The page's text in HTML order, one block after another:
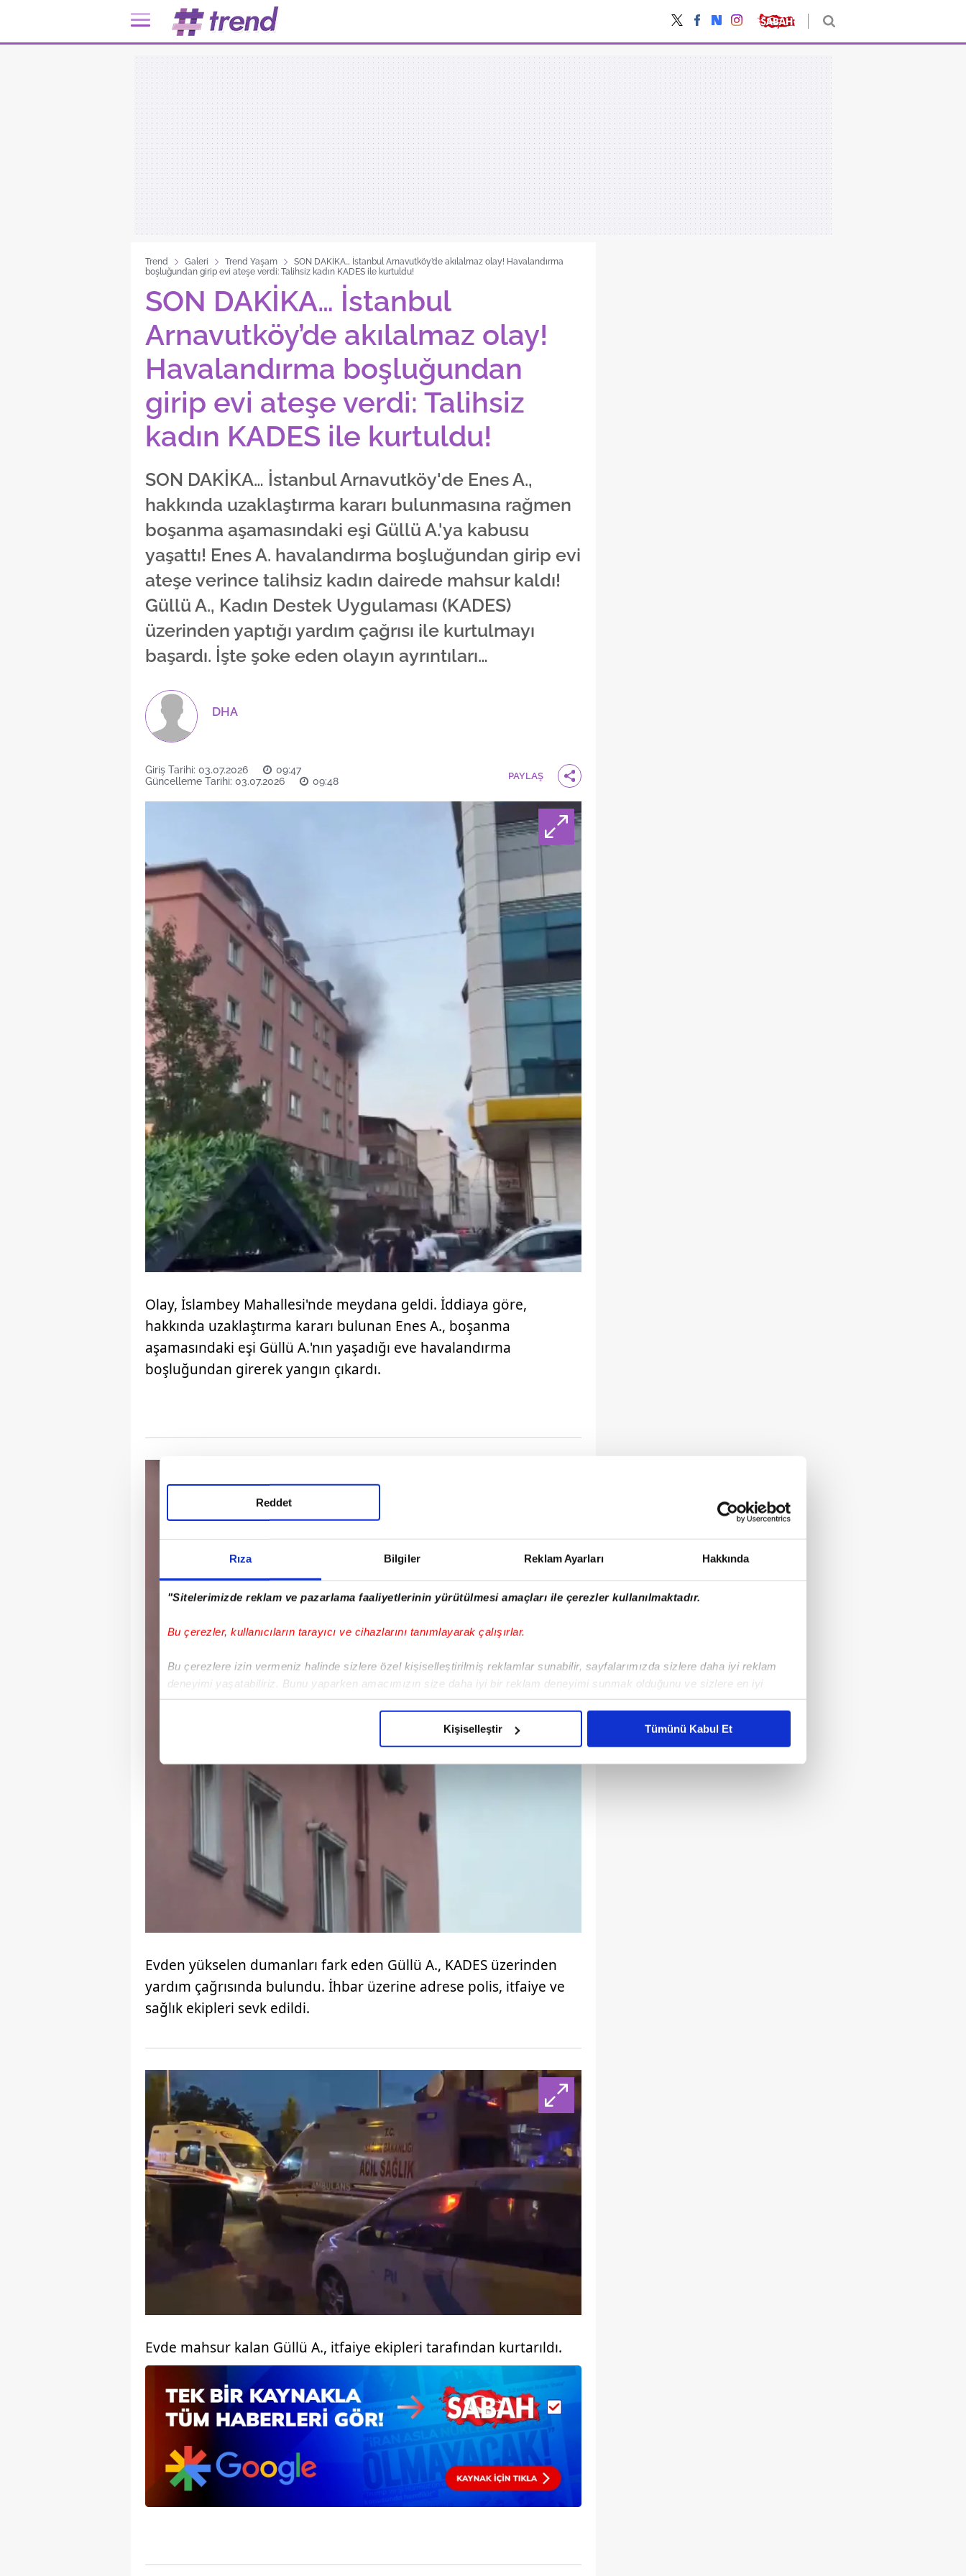
Rıza Bilgiler Reklam Ayarları Hakkında
"Sitelerimizde reklam ve pazarlama faaliyetlerinin yürütülmesi amaçları ile çerezler kullanılmaktadır.
Bu çerezler, kullanıcıların tarayıcı ve cihazlarını tanımlayarak çalışırlar.
Bu çerezlere izin vermeniz halinde sizlere özel kişiselleştirilmiş reklamlar sunabilir, sayfalarımızda sizlere daha iyi reklam
deneyimi yaşatabiliriz. Bunu yaparken amacımızın size daha iyi bir reklam deneyimi sunmak olduğunu ve sizlere en iyi
içerikleri sunabilmek adına elimizden gelen çabayı gösterdiğimizi ve bu noktada, reklamların maliyetlerimizi karşılamak
Sizlere daha iyi bir hizmet sunabilmek için İnternet Sitemizde kendimize ve üçüncü kişilere ait çerezler kullanılmaktadır. Bu
çerezler vasıtasıyla çeşitli kişisel verileriniz işlenmekte olup gerekli olan çerezler bilgi toplumu hizmetlerinin sunulması
amacıyla kullanılmaktadır. Diğer çerezler, sitemizin daha işlevsel kılınması ve kişiselleştirilmesi ve sizlere yönelik
reklam/pazarlama faaliyetlerinin yapılması, amaçlarıyla sınırlı olarak açık rızanız dahilinde kullanılacaktır.
Çerezlere ilişkin tercihlerinizi aşağıda yer alan panel vasıtasıyla belirleyebilirsiniz. Çerezlere ilişkin detaylı bilgi için Ayarlar
butonuna tıklayabilir,
Çerez Bilgilendirme Metnimizi
6698 sayılı Kişisel Verilerin Korunması Kanunu uyarınca hazırlanmış Aydınlatma Metnimizi okumak ve sitemizde ilgili
Reddet
Kişiselleştir Tümünü Kabul Et
Trend Galeri Trend Yaşam
SON DAKİKA… İstanbul Arnavutköy’de akılalmaz olay! Havalandırma
boşluğundan girip evi ateşe verdi: Talihsiz kadın KADES ile kurtuldu!
SON DAKİKA… İstanbul
Arnavutköy’de akılalmaz olay!
Havalandırma boşluğundan
girip evi ateşe verdi: Talihsiz
kadın KADES ile kurtuldu!
SON DAKİKA… İstanbul Arnavutköy'de Enes A.,
hakkında uzaklaştırma kararı bulunmasına rağmen
boşanma aşamasındaki eşi Güllü A.'ya kabusu
yaşattı! Enes A. havalandırma boşluğundan girip evi
ateşe verince talihsiz kadın dairede mahsur kaldı!
Güllü A., Kadın Destek Uygulaması (KADES)
üzerinden yaptığı yardım çağrısı ile kurtulmayı
başardı. İşte şoke eden olayın ayrıntıları…
DHA
Giriş Tarihi: 03.07.2026
09:47
Güncelleme Tarihi: 03.07.2026
09:48 PAYLAŞ
Olay, İslambey Mahallesi'nde meydana geldi. İddiaya göre,
hakkında uzaklaştırma kararı bulunan Enes A., boşanma
aşamasındaki eşi Güllü A.'nın yaşadığı eve havalandırma
boşluğundan girerek yangın çıkardı.
Evden yükselen dumanları fark eden Güllü A., KADES üzerinden
yardım çağrısında bulundu. İhbar üzerine adrese polis, itfaiye ve
sağlık ekipleri sevk edildi.
Evde mahsur kalan Güllü A., itfaiye ekipleri tarafından kurtarıldı.